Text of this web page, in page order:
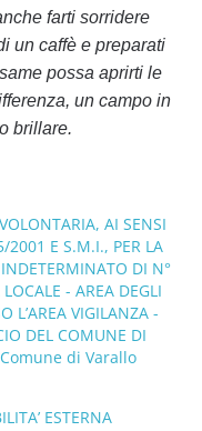
farti sorridere
un caffè e preparati
possa aprirti le
un campo in
brillare.
AI SENSI
2001 E S.M.I., PER LA
DI N°
- AREA DEGLI
L’AREA VIGILANZA -
DEL COMUNE DI
di Varallo
ESTERNA